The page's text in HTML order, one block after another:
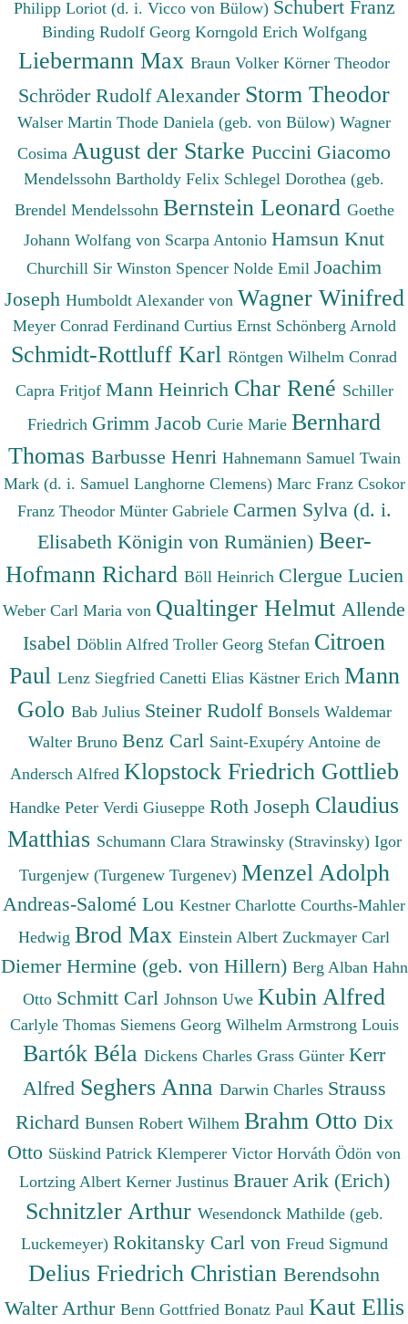
Philipp Loriot (d. i. Vicco von Bülow) Schubert Franz
Binding Rudolf Georg Korngold Erich Wolfgang
Liebermann Max Braun Volker Körner Theodor
Schröder Rudolf Alexander Storm Theodor
Walser Martin Thode Daniela (geb. von Bülow) Wagner
Cosima August der Starke Puccini Giacomo
Mendelssohn Bartholdy Felix Schlegel Dorothea (geb.
Brendel Mendelssohn Bernstein Leonard Goethe
Johann Wolfang von Scarpa Antonio Hamsun Knut
Churchill Sir Winston Spencer Nolde Emil Joachim
Joseph Humboldt Alexander von Wagner Winifred
Meyer Conrad Ferdinand Curtius Ernst Schönberg Arnold
Schmidt-Rottluff Karl Röntgen Wilhelm Conrad
Capra Fritjof Mann Heinrich Char René Schiller
Friedrich Grimm Jacob Curie Marie Bernhard
Thomas Barbusse Henri Hahnemann Samuel Twain
Mark (d. i. Samuel Langhorne Clemens) Marc Franz Csokor
Franz Theodor Münter Gabriele Carmen Sylva (d. i.
Elisabeth Königin von Rumänien) Beer-
Hofmann Richard Böll Heinrich Clergue Lucien
Weber Carl Maria von Qualtinger Helmut Allende
Isabel Döblin Alfred Troller Georg Stefan Citroen
Paul Lenz Siegfried Canetti Elias Kästner Erich Mann
Golo Bab Julius Steiner Rudolf Bonsels Waldemar
Walter Bruno Benz Carl Saint-Exupéry Antoine de
Andersch Alfred Klopstock Friedrich Gottlieb
Handke Peter Verdi Giuseppe Roth Joseph Claudius
Matthias Schumann Clara Strawinsky (Stravinsky) Igor
Turgenjew (Turgenew Turgenev) Menzel Adolph
Andreas-Salomé Lou Kestner Charlotte Courths-Mahler
Hedwig Brod Max Einstein Albert Zuckmayer Carl
Diemer Hermine (geb. von Hillern) Berg Alban Hahn
Otto Schmitt Carl Johnson Uwe Kubin Alfred
Carlyle Thomas Siemens Georg Wilhelm Armstrong Louis
Bartók Béla Dickens Charles Grass Günter Kerr
Alfred Seghers Anna Darwin Charles Strauss
Richard Bunsen Robert Wilhem Brahm Otto Dix
Otto Süskind Patrick Klemperer Victor Horváth Ödön von
Lortzing Albert Kerner Justinus Brauer Arik (Erich)
Schnitzler Arthur Wesendonck Mathilde (geb.
Luckemeyer) Rokitansky Carl von Freud Sigmund
Delius Friedrich Christian Berendsohn
Walter Arthur Benn Gottfried Bonatz Paul Kaut Ellis